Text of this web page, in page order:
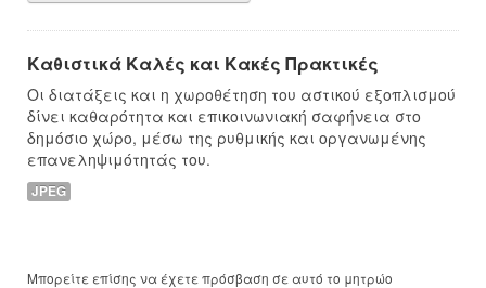
Καθιστικά Καλές και Κακές Πρακτικές
Οι διατάξεις και η χωροθέτηση του αστικού εξοπλισμού
δίνει καθαρότητα και επικοινωνιακή σαφήνεια στο
δημόσιο χώρο, μέσω της ρυθμικής και οργανωμένης
επανεληψιμότητάς του.
JPEG
Μπορείτε επίσης να έχετε πρόσβαση σε αυτό το μητρώο